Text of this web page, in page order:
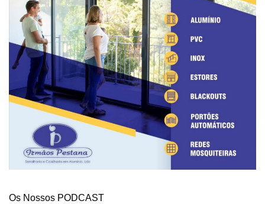
Os Nossos PODCAST